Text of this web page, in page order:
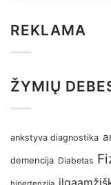
REKLAMA
ŽYMIŲ
ankstyva diagnostika
demencija Diabetas